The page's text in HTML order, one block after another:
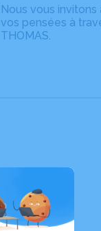
Nous vous
vos pensées à
THOMAS.